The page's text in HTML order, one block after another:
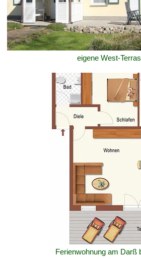
eigene West-
Ferienwohnung am Darß